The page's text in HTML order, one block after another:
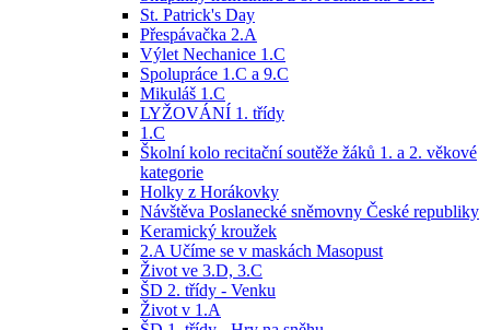
St. Patrick's Day
Přespávačka 2.A
Výlet Nechanice 1.C
Spolupráce 1.C a 9.C
Mikuláš 1.C
LYŽOVÁNÍ 1. třídy
1.C
Školní kolo recitační soutěže žáků 1. a 2. věkové
kategorie
Holky z Horákovky
Návštěva Poslanecké sněmovny České republiky
Keramický kroužek
2.A Učíme se v maskách Masopust
Život ve 3.D, 3.C
ŠD 2. třídy - Venku
Život v 1.A